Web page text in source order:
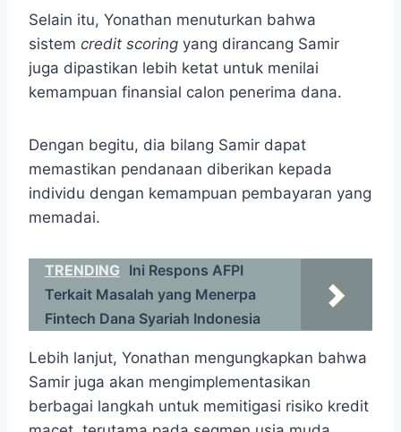
Selain itu, Yonathan menuturkan bahwa
sistem credit scoring yang dirancang Samir
juga dipastikan lebih ketat untuk menilai
kemampuan finansial calon penerima dana.
Dengan begitu, dia bilang Samir dapat
memastikan pendanaan diberikan kepada
individu dengan kemampuan pembayaran yang
memadai.
TRENDING Ini Respons AFPI
Terkait Masalah yang Menerpa
Fintech Dana Syariah Indonesia
Lebih lanjut, Yonathan mengungkapkan bahwa
Samir juga akan mengimplementasikan
berbagai langkah untuk memitigasi risiko kredit